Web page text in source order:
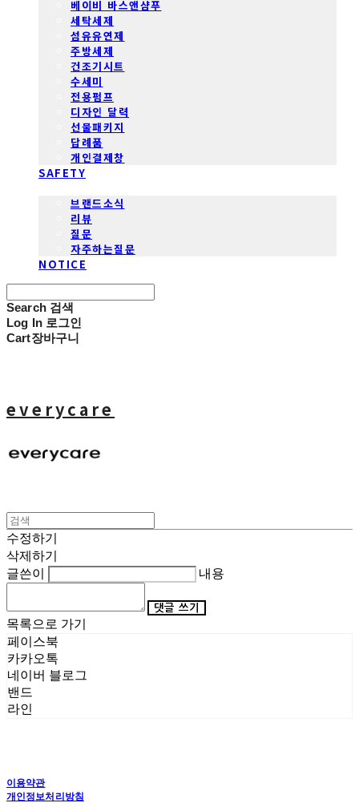
베이비 바스앤샴푸
세탁세제
섬유유연제
주방세제
건조기시트
수세미
전용펌프
디자인 달력
선물패키지
답례품
개인결제창
SAFETY
브랜드소식
리뷰
질문
자주하는질문
NOTICE
Search 검색
Log In 로그인
Cart장바구니
everycare
수정하기
삭제하기
글쓴이
내용
댓글 쓰기
목록으로 가기
페이스북
카카오톡
네이버 블로그
밴드
라인
이용약관
개인정보처리방침